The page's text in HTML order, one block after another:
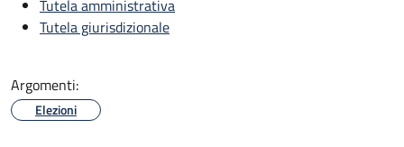
Tutela amministrativa
Tutela giurisdizionale
Argomenti:
Elezioni